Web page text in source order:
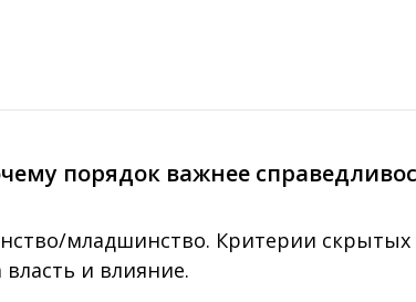
порядок важнее
младшинство. Критерии
и влияние.